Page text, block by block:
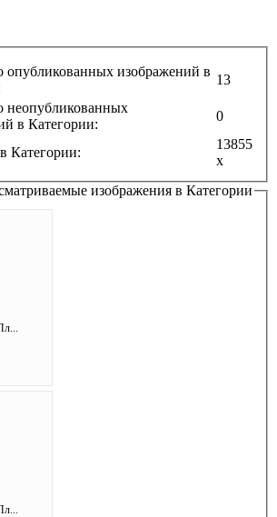
опубликованных изображений в
13
неопубликованных
в Категории:
0
Категории:
13855
x
изображения в Категории